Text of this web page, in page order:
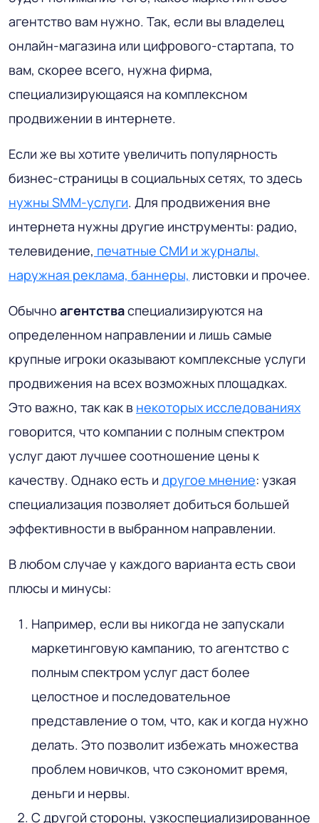
агентство вам нужно. Так, если вы владелец
онлайн-магазина или цифрового-стартапа, то
вам, скорее всего, нужна фирма,
специализирующаяся на комплексном
продвижении в интернете.
Если же вы хотите увеличить популярность
бизнес-страницы в социальных сетях, то здесь
нужны SMM-услуги. Для продвижения вне
интернета нужны другие инструменты: радио,
телевидение, печатные СМИ и журналы,
наружная реклама, баннеры, листовки и прочее.
Обычно агентстваспециализируются на
определенном направлении и лишь самые
крупные игроки оказывают комплексные услуги
продвижения на всех возможных площадках.
Это важно, так как в некоторых исследованиях
говорится, что компании с полным спектром
услуг дают лучшее соотношение цены к
качеству. Однако есть и другое мнение: узкая
специализация позволяет добиться большей
эффективности в выбранном направлении.
В любом случае у каждого варианта есть свои
плюсы и минусы:
Например, если вы никогда не запускали
маркетинговую кампанию, то агентство с
полным спектром услуг даст более
целостное и последовательное
представление о том, что, как и когда нужно
делать. Это позволит избежать множества
проблем новичков, что сэкономит время,
деньги и нервы.
С другой стороны, узкоспециализированное